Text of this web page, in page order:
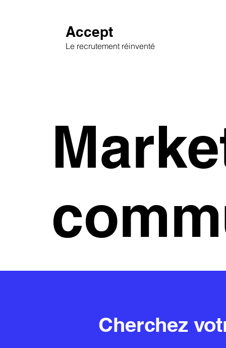
Accept
Le recrutement réinventé
Cherchez